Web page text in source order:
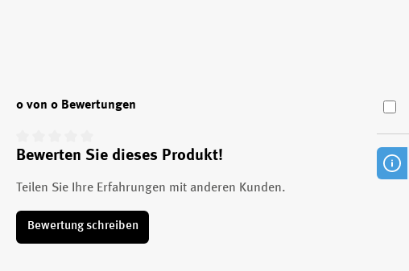
0 von 0 Bewertungen
Durchschnittliche Bewertung von 0 von 5 Sternen
Bewerten Sie dieses Produkt!
Teilen Sie Ihre Erfahrungen mit anderen Kunden.
Bewertung schreiben